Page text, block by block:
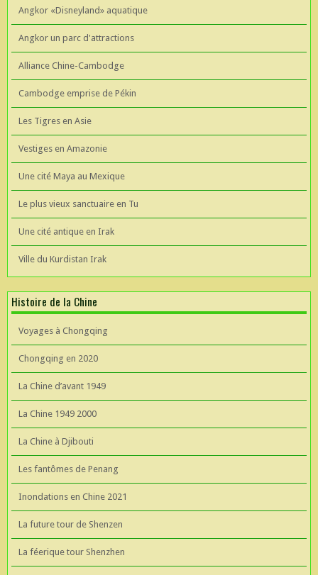
Angkor «Disneyland» aquatique
Angkor un parc d'attractions
Alliance Chine-Cambodge
Cambodge emprise de Pékin
Les Tigres en Asie
Vestiges en Amazonie
Une cité Maya au Mexique
Le plus vieux sanctuaire en Tu
Une cité antique en Irak
Ville du Kurdistan Irak
Histoire de la Chine
Voyages à Chongqing
Chongqing en 2020
La Chine d’avant 1949
La Chine 1949 2000
La Chine à Djibouti
Les fantômes de Penang
Inondations en Chine 2021
La future tour de Shenzen
La féerique tour Shenzhen